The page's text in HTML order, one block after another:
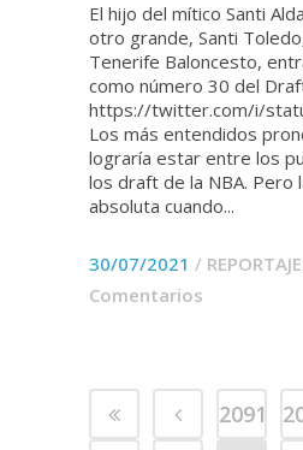
El hijo del mítico Santi
otro grande, Santi
Tenerife Baloncesto,
como número 30 del
https://twitter.com/i/
Los más entendidos
lograría estar entre los
los draft de la NBA. Pero
absoluta cuando...
30/07/2021 /
Comentarios
2091